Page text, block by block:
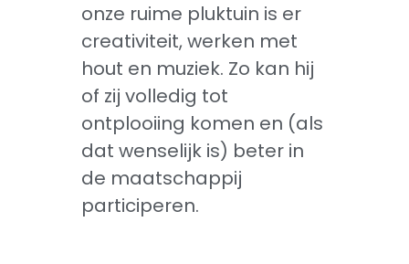
onze ruime pluktuin is er
creativiteit, werken met
hout en muziek. Zo kan hij
of zij volledig tot
ontplooiing komen en (als
dat wenselijk is) beter in
de maatschappij
participeren.